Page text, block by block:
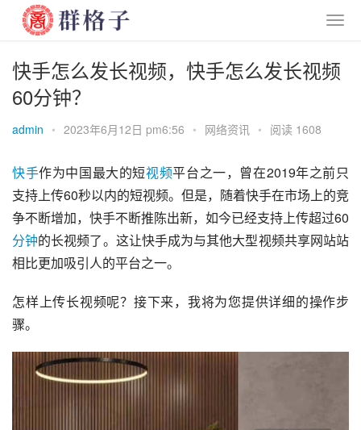
快手怎么发长视频，快手怎么发长视频
60分钟？
admin • 2023年6月12日 pm6:56 • 网络资讯 • 阅读 1608
快手作为中国最大的短视频平台之一，曾在2019年之前只
支持上传60秒以内的短视频。但是，随着快手在市场上的竞
争不断增加，快手不断推陈出新，如今已经支持上传超过60
分钟的长视频了。这让快手成为与其他大型视频共享网站站
相比更加吸引人的平台之一。
怎样上传长视频呢？接下来，我将为您提供详细的操作步
骤。